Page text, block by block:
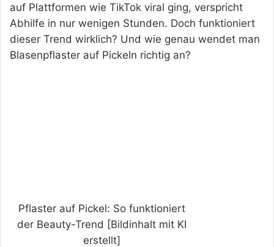
auf Plattformen wie TikTok viral ging, verspricht
Abhilfe in nur wenigen Stunden. Doch funktioniert
dieser Trend wirklich? Und wie genau wendet man
Blasenpflaster auf Pickeln richtig an?
Pflaster auf Pickel: So funktioniert
der Beauty-Trend [Bildinhalt mit KI
erstellt]